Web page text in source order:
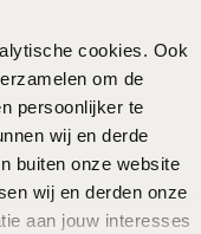
cookies. Ook
om de
persoonlijker te
wij en derde
buiten onze website
wij en derden onze
aan jouw interesses